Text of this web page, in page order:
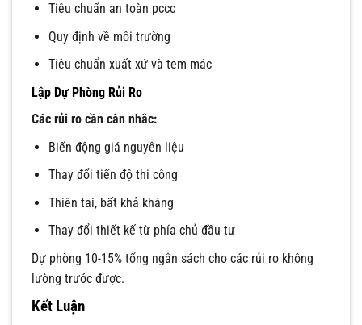
Tiêu chuẩn an toàn pccc
Quy định về môi trường
Tiêu chuẩn xuất xứ và tem mác
Lập Dự Phòng Rủi Ro
Các rủi ro cần cân nhắc:
Biến động giá nguyên liệu
Thay đổi tiến độ thi công
Thiên tai, bất khả kháng
Thay đổi thiết kế từ phía chủ đầu tư
Dự phòng 10-15% tổng ngân sách cho các rủi ro không
lường trước được.
Kết Luận